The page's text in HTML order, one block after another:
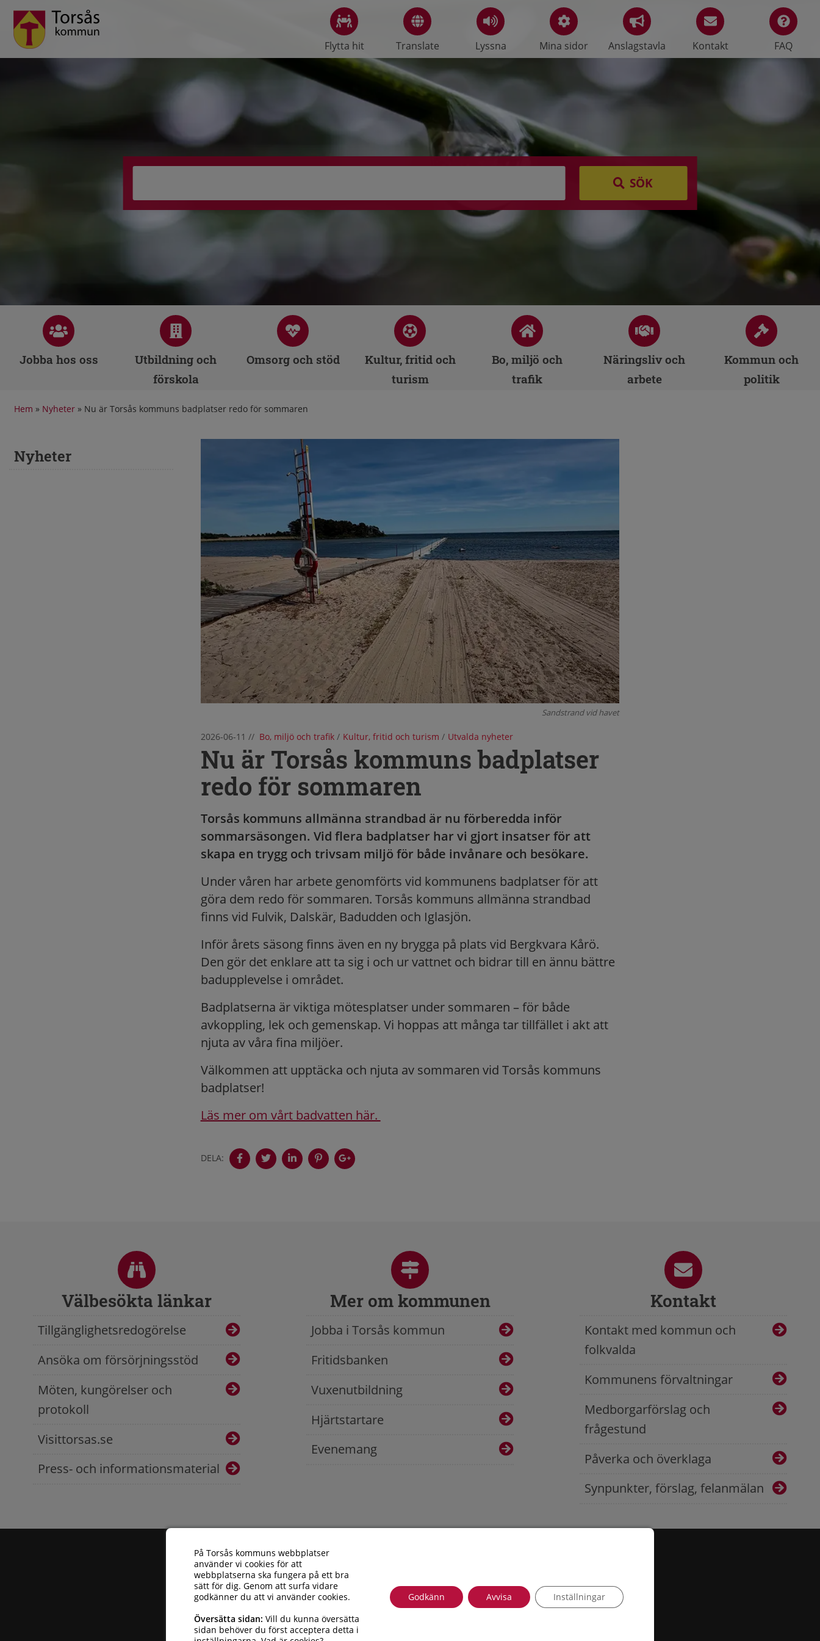
Flytta hit Translate Lyssna Mina sidor Anslagstavla Kontakt FAQ
SÖK
Jobba hos oss
Utbildning och
förskola
Omsorg och stöd
Kultur, fritid och
turism
Bo, miljö och
trafik
Näringsliv och
arbete
Kommun och
politik
Hem » Nyheter » Nu är Torsås kommuns badplatser redo för sommaren
Nyheter
Sandstrand vid havet
2026-06-11 // Bo, miljö och trafik / Kultur, fritid och turism / Utvalda nyheter
Nu är Torsås kommuns badplatser
redo för sommaren
Torsås kommuns allmänna strandbad är nu förberedda inför
sommarsäsongen. Vid flera badplatser har vi gjort insatser för att
skapa en trygg och trivsam miljö för både invånare och besökare.
Under våren har arbete genomförts vid kommunens badplatser för att
göra dem redo för sommaren. Torsås kommuns allmänna strandbad
finns vid Fulvik, Dalskär, Badudden och Iglasjön.
Inför årets säsong finns även en ny brygga på plats vid Bergkvara Kårö.
Den gör det enklare att ta sig i och ur vattnet och bidrar till en ännu bättre
badupplevelse i området.
Badplatserna är viktiga mötesplatser under sommaren – för både
avkoppling, lek och gemenskap. Vi hoppas att många tar tillfället i akt att
njuta av våra fina miljöer.
Välkommen att upptäcka och njuta av sommaren vid Torsås kommuns
badplatser!
Läs mer om vårt badvatten här.
DELA:
På Torsås kommuns webbplatser
använder vi cookies för att
webbplatserna ska fungera på ett bra
sätt för dig. Genom att surfa vidare
godkänner du att vi använder cookies.
Översätta sidan: Vill du kunna översätta
sidan behöver du först acceptera detta i
Godkänn Avvisa Inställningar
Välbesökta länkar
Tillgänglighetsredogörelse
Ansöka om försörjningsstöd
Möten, kungörelser och
protokoll
Visittorsas.se
Press- och informationsmaterial
Mer om kommunen
Jobba i Torsås kommun
Fritidsbanken
Vuxenutbildning
Hjärtstartare
Evenemang
Kontakt
Kontakt med kommun och
folkvalda
Kommunens förvaltningar
Medborgarförslag och
frågestund
Påverka och överklaga
Synpunkter, förslag, felanmälan
Torsås kommun
| Besöksadress: Allfargatan 26 | Postadress: Torsås kommun, Box 503, 385 25 Torsås
Telefonnummer: 010 – 35 33 100 | Organisationsnummer: 212000-0696 | E-post: